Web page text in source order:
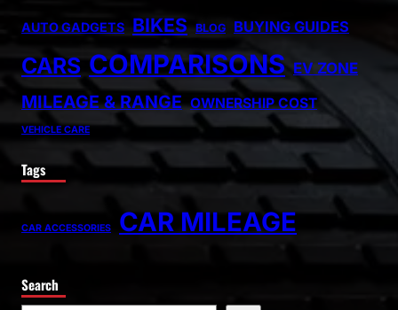
AUTO GADGETS BIKES BLOG BUYING GUIDES
CARS COMPARISONS EV ZONE
MILEAGE & RANGE OWNERSHIP COST
VEHICLE CARE
Tags
CAR ACCESSORIES CAR MILEAGE
Search